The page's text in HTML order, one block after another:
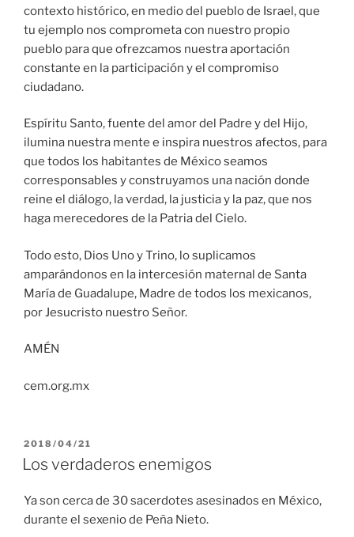
contexto histórico, en medio del pueblo de Israel, que
tu ejemplo nos comprometa con nuestro propio
pueblo para que ofrezcamos nuestra aportación
constante en la participación y el compromiso
ciudadano.
Espíritu Santo, fuente del amor del Padre y del Hijo,
ilumina nuestra mente e inspira nuestros afectos, para
que todos los habitantes de México seamos
corresponsables y construyamos una nación donde
reine el diálogo, la verdad, la justicia y la paz, que nos
haga merecedores de la Patria del Cielo.
Todo esto, Dios Uno y Trino, lo suplicamos
amparándonos en la intercesión maternal de Santa
María de Guadalupe, Madre de todos los mexicanos,
por Jesucristo nuestro Señor.
AMÉN
cem.org.mx
PUBLICADO
EL
2018/04/21
Los verdaderos enemigos
Ya son cerca de 30 sacerdotes asesinados en México,
durante el sexenio de Peña Nieto.